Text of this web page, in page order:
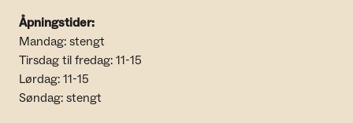
Åpningstider:
Mandag: stengt
Tirsdag til fredag: 11-15
Lørdag: 11-15
Søndag: stengt